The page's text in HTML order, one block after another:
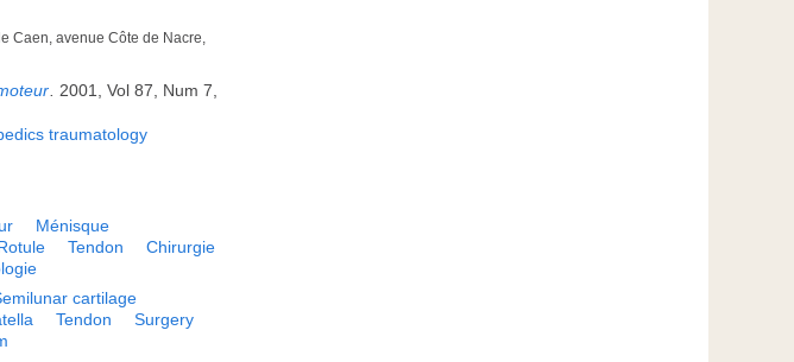
Caen, avenue Côte de Nacre,
2001, Vol 87, Num 7,
traumatology
Ménisque
Tendon
Chirurgie
cartilage
Tendon
Surgery